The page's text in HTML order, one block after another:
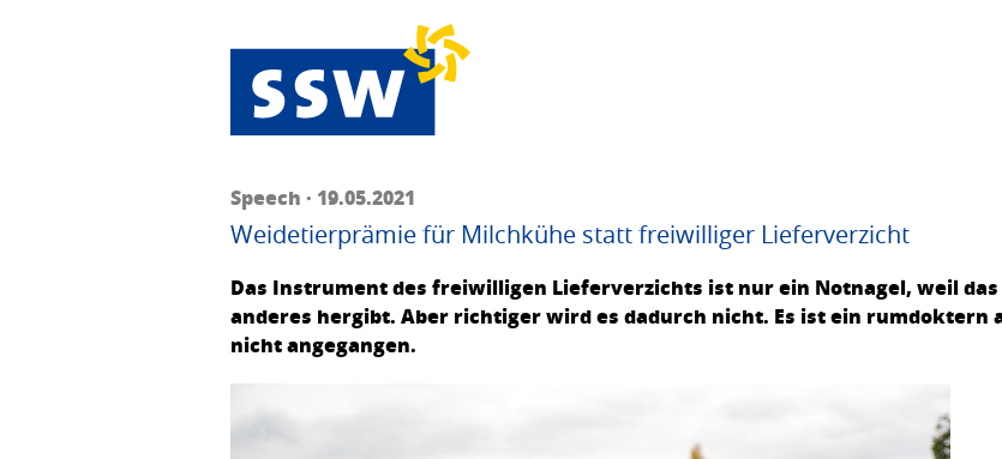
Speech · 19.05.2021
Weidetierprämie für Milchkühe statt freiwilliger Lieferverzicht
Das Instrument des freiwilligen Lieferverzichts ist nur ein Notnagel, weil
anderes hergibt. Aber richtiger wird es dadurch nicht. Es ist ein rumdoktern
nicht angegangen.